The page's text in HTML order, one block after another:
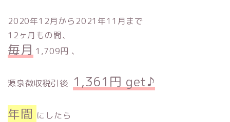
2020年12月から2021年11月まで
12ヶ月もの間、
毎月 1,709円 、
源泉徴収税引後 1,361円 get♪
年間 にしたら